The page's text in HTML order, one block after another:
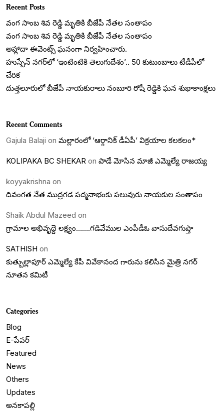
Recent Posts
వంగ సాంబ శివ రెడ్డి మృతికి బీజేపీ నేతల సంతాపం
వంగ సాంబ శివ రెడ్డి మృతికి బీజేపీ నేతల సంతాపం
అహ్లాదా ఈవెంట్స్ ఘనంగా నిర్వహించారు.
హుస్సేన్ నగర్‌లో ‘ఇంటింటికి తెలుగుదేశం’.. 50 కుటుంబాలు టీడీపీలో
చేరిక
దుత్తలూరులో బీజేపీ నాయకురాలు నంబూరి రోషీ రెడ్డికి ఘన శుభాకాంక్షలు
Recent Comments
Gajula Balaji on మల్లారంలో ‘ఆర్గానిక్ డీఏపీ’ విక్రయాల కలకలం*
KOLIPAKA BC SHEKAR on పాడే మోసిన మాజీ ఎమ్మెల్యే రాజయ్య
koyyakrishna on
దివంగత నేత ముద్రగడ పద్మనాభంకు పలువురు నాయకుల సంతాపం
Shaik Abdul Mazeed on
గ్రామాల అభివృద్దె లక్ష్యం…….గడివేముల ఎంపీడీఓ వాసుదేవగుప్తా
SATHISH on
కుత్బుల్లాపూర్ ఎమ్మెల్యే కేపీ వివేకానంద గారును కలిసిన మైత్రి నగర్
నూతన కమిటీ
Categories
Blog
E-పేపర్
Featured
News
Others
Updates
అనకాపల్లి